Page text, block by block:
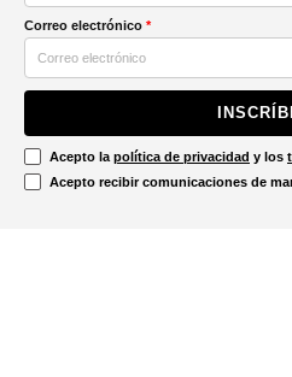
Correo electrónico *
Acepto la política de privacidad y los
Acepto recibir comunicaciones de